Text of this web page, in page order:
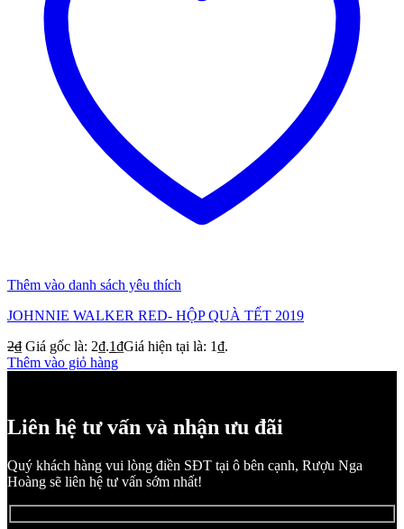
Thêm vào danh sách yêu thích
JOHNNIE WALKER RED- HỘP QUÀ TẾT 2019
2₫ Giá gốc là: 2₫.1₫Giá hiện tại là: 1₫.
Thêm vào giỏ hàng
Liên hệ tư vấn và nhận ưu đãi
Quý khách hàng vui lòng điền SĐT tại ô bên cạnh, Rượu Nga
Hoàng sẽ liên hệ tư vấn sớm nhất!